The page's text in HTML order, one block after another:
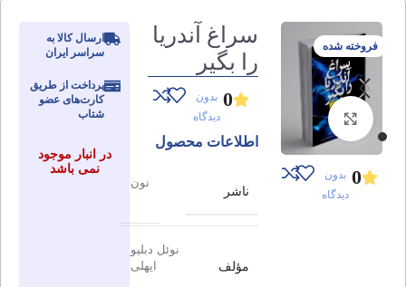
فروخته شده
برای بزرگنمایی کلیک کنید
0 بدون
دیدگاه
سراغ آندریا
را بگیر
0 بدون
دیدگاه
اطلاعات محصول
ناشر
نون
مؤلف
نوئل دبلیو
ایهلی
ارسال کالا به
سراسر ایران
پرداخت از طریق
کارت‌های عضو
شتاب
در انبار موجود
نمی باشد